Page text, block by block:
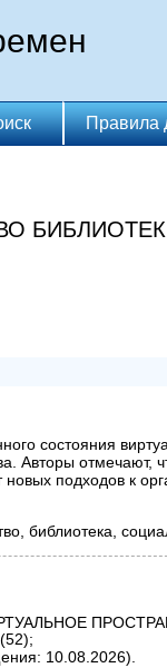
Правила
состояния
Авторы отмечают,
новых подходов к
библиотека,
10.08.2026).